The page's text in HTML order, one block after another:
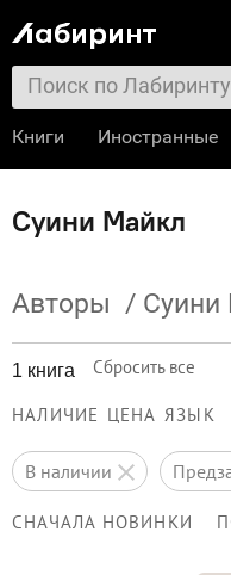
Суини Майкл
Авторы / Суини
1 книга Сбросить все
НАЛИЧИЕ ЦЕНА ЯЗЫК
в наличии
СНАЧАЛА НОВИНКИ
Книги Иностранные